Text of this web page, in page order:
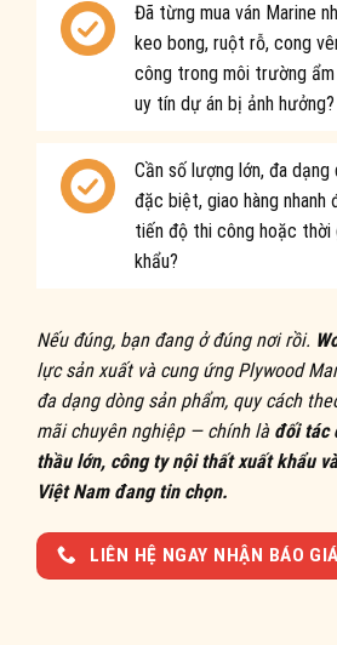
Đã từng mua ván Marine
keo bong, ruột rỗ, cong
công trong môi trường
uy tín dự án bị ảnh hưởng?
Cần số lượng lớn, đa
đặc biệt, giao hàng nhanh
tiến độ thi công hoặc thời
khẩu?
Nếu đúng, bạn đang ở đúng nơi rồi.
lực sản xuất và cung ứng Plywood
đa dạng dòng sản phẩm, quy cách
mãi chuyên nghiệp — chính là đối tác
thầu lớn, công ty nội thất xuất khẩu
Việt Nam đang tin chọn.
LIÊN HỆ NGAY NHẬN BÁO